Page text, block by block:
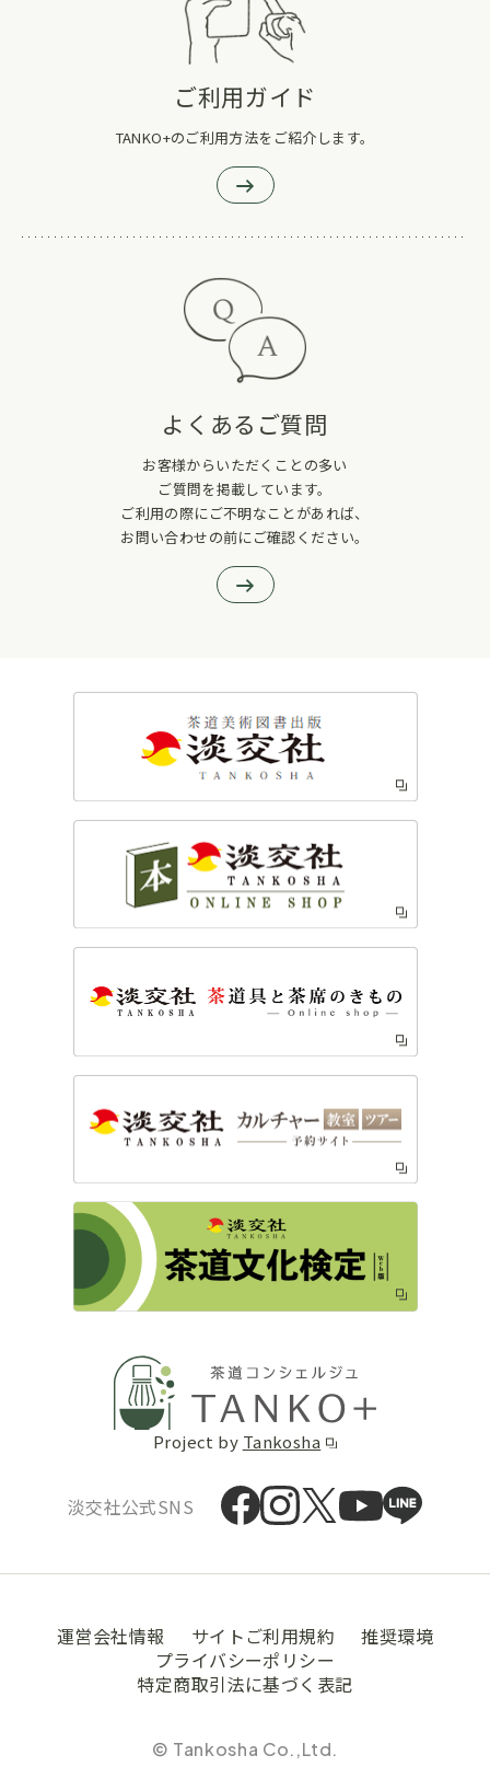
ご利用ガイド
TANKO+のご利用方法をご紹介します。
よくあるご質問
お客様からいただくことの多い
ご質問を掲載しています。
ご利用の際にご不明なことがあれば、
お問い合わせの前にご確認ください。
Project by Tankosha
淡交社公式SNS
運営会社情報 サイトご利用規約
推奨環境
プライバシーポリシー
特定商取引法に基づく表記
© Tankosha Co.,Ltd.